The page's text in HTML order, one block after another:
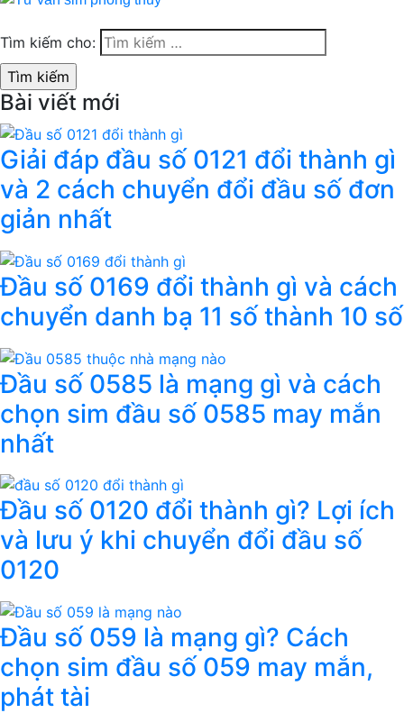
Tìm kiếm cho:
Bài viết mới
Giải đáp đầu số 0121 đổi thành gì
và 2 cách chuyển đổi đầu số đơn
giản nhất
Đầu số 0169 đổi thành gì và cách
chuyển danh bạ 11 số thành 10 số
Đầu số 0585 là mạng gì và cách
chọn sim đầu số 0585 may mắn
nhất
Đầu số 0120 đổi thành gì? Lợi ích
và lưu ý khi chuyển đổi đầu số
0120
Đầu số 059 là mạng gì? Cách
chọn sim đầu số 059 may mắn,
phát tài